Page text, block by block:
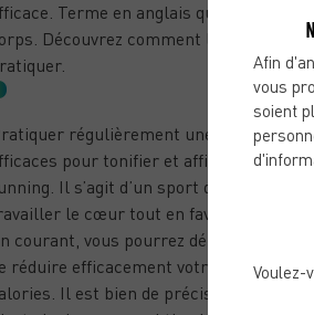
Terme en anglais qui signifie
Découvrez comment le running
LE RUNNING ET LA PERTE DE
régulièrement une activité
pour tonifier et affiner le corps.
Il s’agit d’un sport
le cœur tout en favorisant la
courant, vous pourrez dépenser
réduire efficacement votre masse
Il est bien de préciser que la
Afin
vous
soient
Voulez-